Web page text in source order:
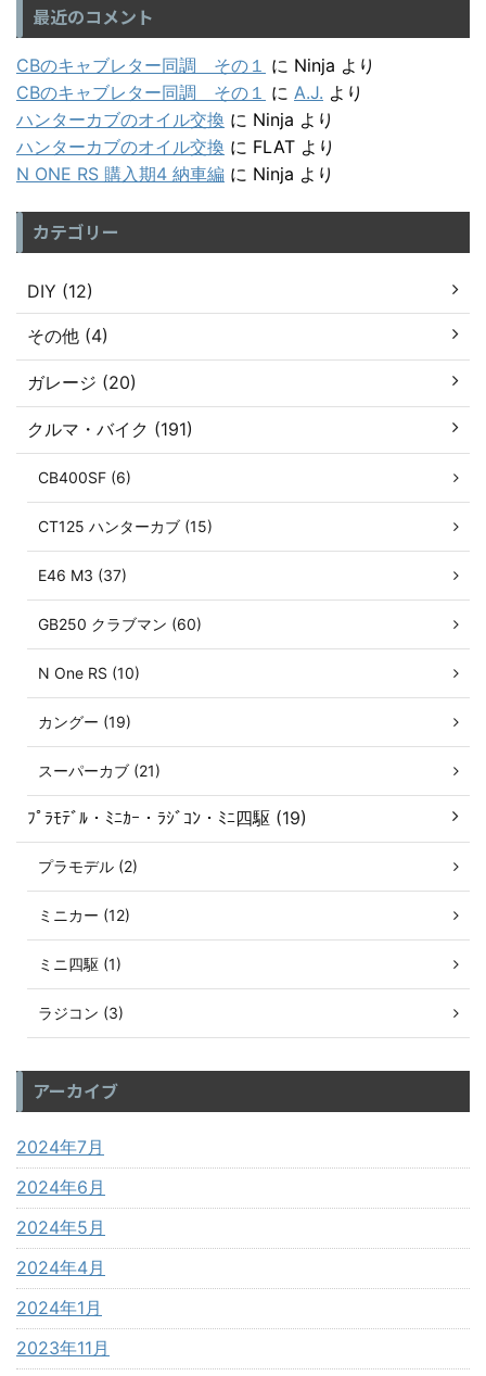
最近のコメント
CBのキャブレター同調 その１ に Ninja より
CBのキャブレター同調 その１ に A.J. より
ハンターカブのオイル交換 に Ninja より
ハンターカブのオイル交換 に FLAT より
N ONE RS 購入期4 納車編 に Ninja より
カテゴリー
DIY (12)
その他 (4)
ガレージ (20)
クルマ・バイク (191)
CB400SF (6)
CT125 ハンターカブ (15)
E46 M3 (37)
GB250 クラブマン (60)
N One RS (10)
カングー (19)
スーパーカブ (21)
ﾌﾟﾗﾓﾃﾞﾙ・ﾐﾆｶｰ・ﾗｼﾞｺﾝ・ﾐﾆ四駆 (19)
プラモデル (2)
ミニカー (12)
ミニ四駆 (1)
ラジコン (3)
アーカイブ
2024年7月
2024年6月
2024年5月
2024年4月
2024年1月
2023年11月